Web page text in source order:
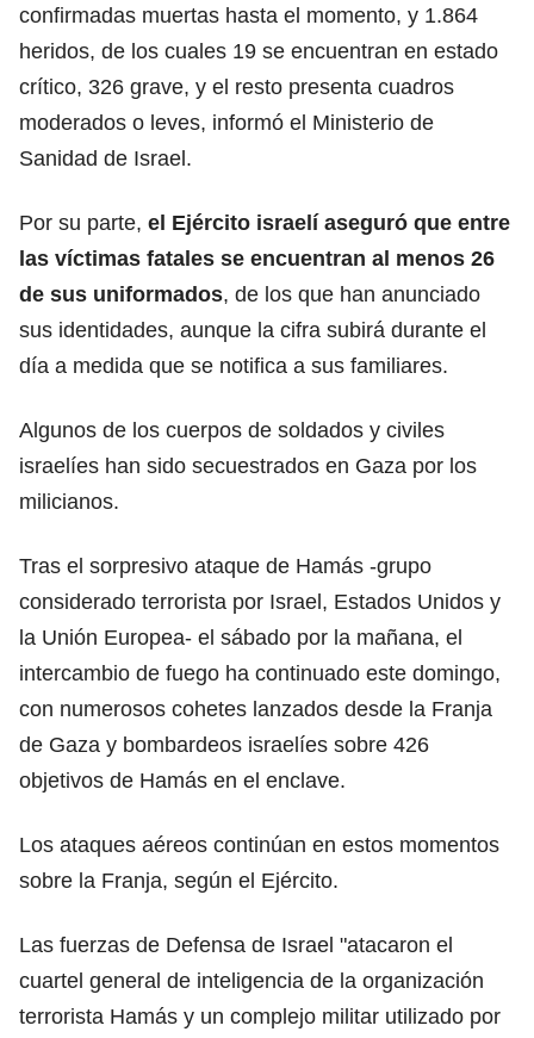
confirmadas muertas hasta el momento, y 1.864
heridos, de los cuales 19 se encuentran en estado
crítico, 326 grave, y el resto presenta cuadros
moderados o leves, informó el Ministerio de
Sanidad de Israel.
Por su parte, el Ejército israelí aseguró que entre
las víctimas fatales se encuentran al menos 26
de sus uniformados, de los que han anunciado
sus identidades, aunque la cifra subirá durante el
día a medida que se notifica a sus familiares.
Algunos de los cuerpos de soldados y civiles
israelíes han sido secuestrados en Gaza por los
milicianos.
Tras el sorpresivo ataque de Hamás -grupo
considerado terrorista por Israel, Estados Unidos y
la Unión Europea- el sábado por la mañana, el
intercambio de fuego ha continuado este domingo,
con numerosos cohetes lanzados desde la Franja
de Gaza y bombardeos israelíes sobre 426
objetivos de Hamás en el enclave.
Los ataques aéreos continúan en estos momentos
sobre la Franja, según el Ejército.
Las fuerzas de Defensa de Israel "atacaron el
cuartel general de inteligencia de la organización
terrorista Hamás y un complejo militar utilizado por